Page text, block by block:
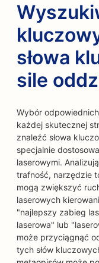
słowa
sile
Wybór
każdej skutecznej
znaleźć słowa
specjalnie
laserowymi.
trafność, narzędzie
mogą zwiększyć
laserowych
"najlepszy zabieg
laserowa" lub
może przyciągnąć
tych słów